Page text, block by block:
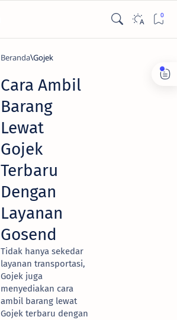
Beranda Gojek
Cara Ambil
Barang
Lewat
Gojek
Terbaru
Dengan
Layanan
Gosend
Tidak hanya sekedar
layanan transportasi,
Gojek juga
menyediakan cara
ambil barang lewat
Gojek terbaru dengan